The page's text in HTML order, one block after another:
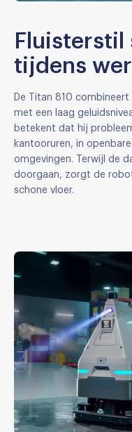
Fluisterstil
tijdens
De Titan 810
met een laag
betekent dat hij
kantooruren, in
omgevingen. Terwijl de
doorgaan, zorgt de
schone vloer.